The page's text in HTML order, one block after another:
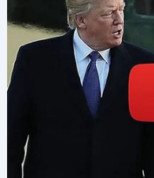
День
окружённые
заботились о нас.
отсутствия его
Брак — это не про
про то, чтобы
выбрал, несмотря ни